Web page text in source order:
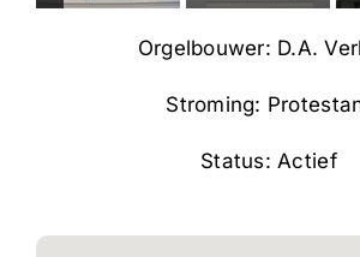
Orgelbouwer: D.A.
Stroming:
Status: Actief